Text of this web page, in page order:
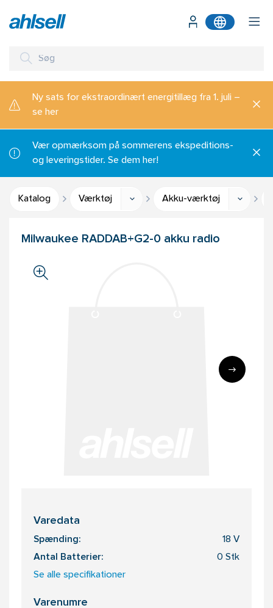
Ny sats for ekstraordinært energitillæg fra 1. juli –
se her
Vær opmærksom på sommerens ekspeditions-
og leveringstider. Se dem her!
Katalog Værktøj Akku-værktøj
Milwaukee RADDAB+G2-0 akku radio
Varedata
Spænding: 18 V
Antal Batterier: 0 Stk
Se alle specifikationer
Varenumre